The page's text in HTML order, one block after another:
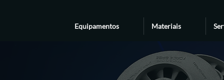
Equipamentos Materiais